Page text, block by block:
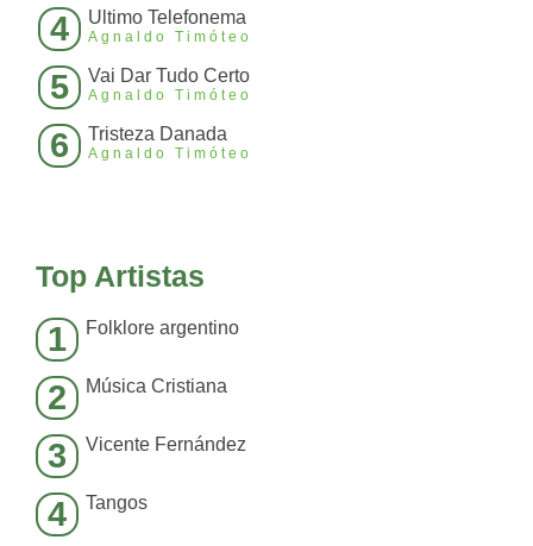
4 Ultimo Telefonema
Agnaldo Timóteo
5 Vai Dar Tudo Certo
Agnaldo Timóteo
6 Tristeza Danada
Agnaldo Timóteo
Top Artistas
1 Folklore argentino
2 Música Cristiana
3 Vicente Fernández
4 Tangos